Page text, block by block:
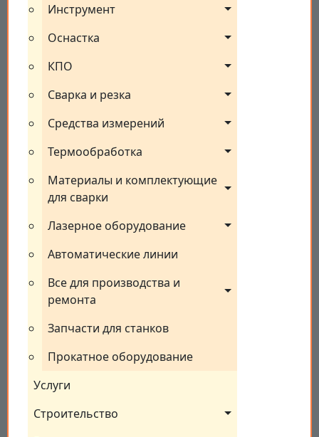
Инструмент
Оснастка
КПО
Сварка и резка
Средства измерений
Термообработка
Материалы и комплектующие
для сварки
Лазерное оборудование
Автоматические линии
Все для производства и
ремонта
Запчасти для станков
Прокатное оборудование
Услуги
Строительство